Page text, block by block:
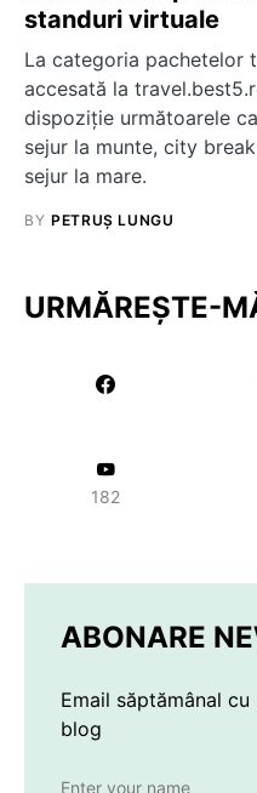
standuri virtuale
La categoria pachetelor
accesată la
dispoziţie următoarele
sejur la munte, city
sejur la mare.
BY PETRUȘ LUNGU
URMĂREȘTE-
182
ABONARE
Email săptămânal
blog